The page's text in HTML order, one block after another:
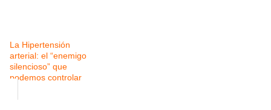
La Hipertensión
arterial: el “enemigo
silencioso” que
podemos controlar